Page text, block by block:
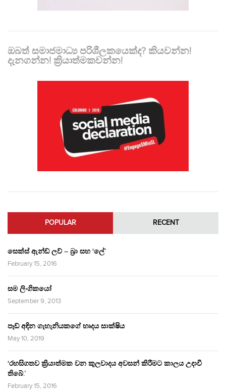
ඔබත් සමාජමාධ්‍ය පරිශීලකයෙක්ද? කියවන්න!
දැනගන්න! ක්‍රියාත්මකවන්න!
POPULAR RECENT
සෙක්ස් ඇන්ඩ් ලව් – බ්‍රා සහ ‘ලේ’
February 15, 2016
සම ලිංගිකයෝ
September 9, 2013
පෑඩ් අඳින ගැහැනියකගේ හෘදය සාක්ෂිය
May 10, 2019
‘රහසිගතව ක්‍රියාත්මක වන කුලවාදය අවසන් කිරීමට කාලය උදාවී
තිබේ.’
February 15, 2016